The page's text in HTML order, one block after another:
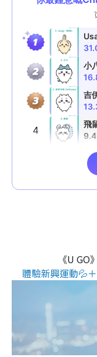
《U GO
體驗新興運動💦